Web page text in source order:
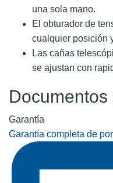
una sola mano.
El obturador de
cualquier posición
Las cañas
se ajustan con
Garantía
Garantía completa de